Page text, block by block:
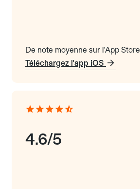
De note moyenne sur l'App Store
Téléchargez l'app iOS
4.6/5